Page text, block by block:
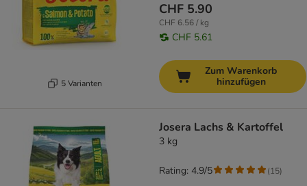
5 Varianten
CHF 5.90
CHF 6.56 / kg
CHF 5.61
Zum Warenkorb
hinzufügen
Josera Lachs & Kartoffel
3 kg
Rating: 4.9/5 (15)